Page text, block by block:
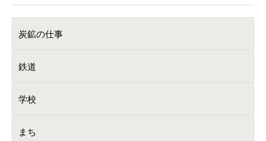
炭鉱の仕事
鉄道
学校
まち